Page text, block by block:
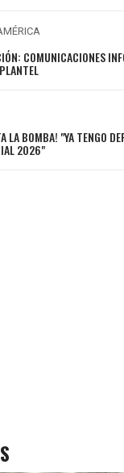
COMUNICACIONES
LA BOMBA! "YA TENGO
2026"